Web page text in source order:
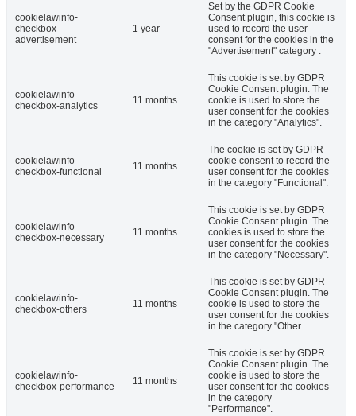
cookielawinfo-
checkbox-
advertisement
1 year
Set by the GDPR Cookie
Consent plugin, this cookie is
used to record the user
consent for the cookies in the
"Advertisement" category .
cookielawinfo-
checkbox-analytics
11 months
This cookie is set by GDPR
Cookie Consent plugin. The
cookie is used to store the
user consent for the cookies
in the category "Analytics".
cookielawinfo-
checkbox-functional
11 months
The cookie is set by GDPR
cookie consent to record the
user consent for the cookies
in the category "Functional".
cookielawinfo-
checkbox-necessary
11 months
This cookie is set by GDPR
Cookie Consent plugin. The
cookies is used to store the
user consent for the cookies
in the category "Necessary".
cookielawinfo-
checkbox-others
11 months
This cookie is set by GDPR
Cookie Consent plugin. The
cookie is used to store the
user consent for the cookies
in the category "Other.
cookielawinfo-
checkbox-performance
11 months
This cookie is set by GDPR
Cookie Consent plugin. The
cookie is used to store the
user consent for the cookies
in the category
"Performance".